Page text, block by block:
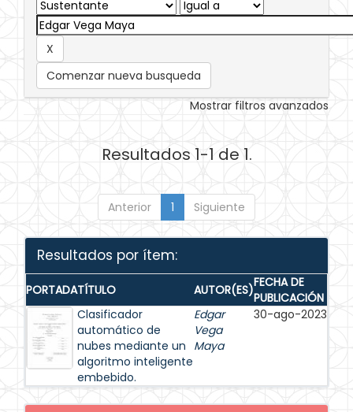
Comenzar nueva busqueda
Mostrar filtros avanzados
Resultados 1-1 de 1.
Anterior 1 Siguiente
Resultados por ítem:
PORTADATÍTULO AUTOR(ES)FECHA DE
PUBLICACIÓN
Clasificador
automático de
nubes mediante un
algoritmo inteligente
embebido.
Edgar
Vega
Maya
30-ago-2023